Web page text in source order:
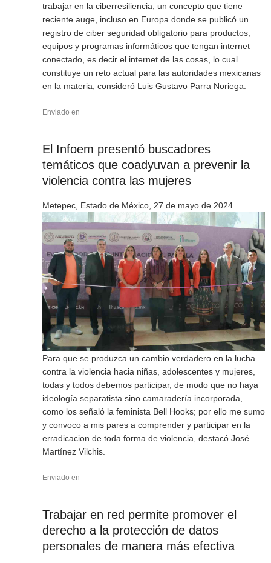
trabajar en la ciberresiliencia, un concepto que tiene
reciente auge, incluso en Europa donde se publicó un
registro de ciber seguridad obligatorio para productos,
equipos y programas informáticos que tengan internet
conectado, es decir el internet de las cosas, lo cual
constituye un reto actual para las autoridades mexicanas
en la materia, consideró Luis Gustavo Parra Noriega.
Enviado en
El Infoem presentó buscadores
temáticos que coadyuvan a prevenir la
violencia contra las mujeres
Metepec, Estado de México, 27 de mayo de 2024
Para que se produzca un cambio verdadero en la lucha
contra la violencia hacia niñas, adolescentes y mujeres,
todas y todos debemos participar, de modo que no haya
ideología separatista sino camaradería incorporada,
como los señaló la feminista Bell Hooks; por ello me sumo
y convoco a mis pares a comprender y participar en la
erradicacion de toda forma de violencia, destacó José
Martínez Vilchis.
Enviado en
Trabajar en red permite promover el
derecho a la protección de datos
personales de manera más efectiva